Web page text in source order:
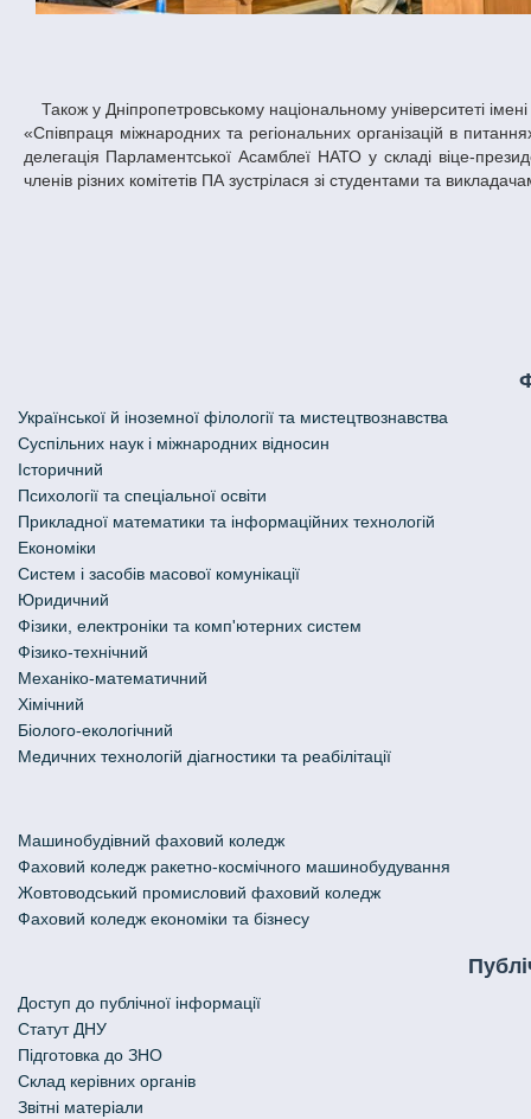
Також у Дніпропетровському національному університеті імені Олеся Гончара за участі представників Альянсу відбувся круглий стіл на тему
«Співпраця міжнародних та регіональних організацій в
делегація Парламентської Асамблеї НАТО у складі віце-
членів різних комітетів ПА зустрілася зі студентами та
Української й іноземної філології та мистецтвознавства
Cуспільних наук і міжнародних відносин
Історичний
Психології та спеціальної освіти
Прикладної математики та інформаційних технологій
Економіки
Систем і засобів масової комунікації
Юридичний
Фізики, електроніки та комп'ютерних систем
Фізико-технічний
Механіко-математичний
Хімічний
Біолого-екологічний
Медичних технологій діагностики та реабілітації
Машинобудівний фаховий коледж
Фаховий коледж ракетно-космічного машинобудування
Жовтоводський промисловий фаховий коледж
Фаховий коледж економіки та бізнесу
Доступ до публічної інформації
Статут ДНУ
Підготовка до ЗНО
Склад керівних органів
Звітні матеріали